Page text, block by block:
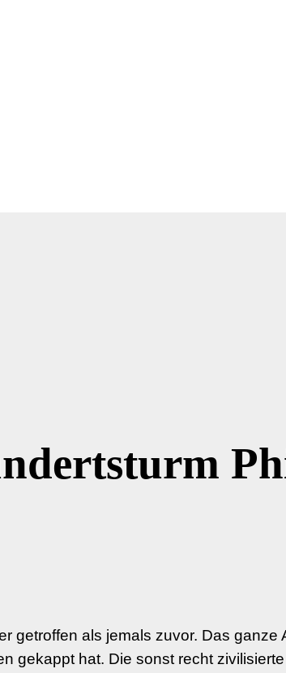
getroffen als jemals zuvor. Das
gekappt hat. Die sonst recht